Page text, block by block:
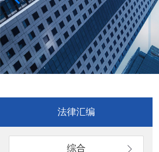
法律汇编
综合